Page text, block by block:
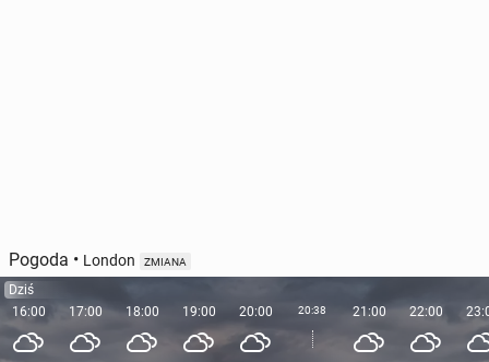
Pogoda • London ZMIANA
Dziś
16:00
17:00 18:00 19:00 20:00 20:38 21:00 22:00